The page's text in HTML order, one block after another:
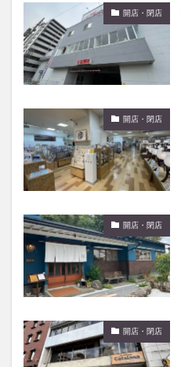
開店・閉店
開店・閉店
開店・閉店
開店・閉店